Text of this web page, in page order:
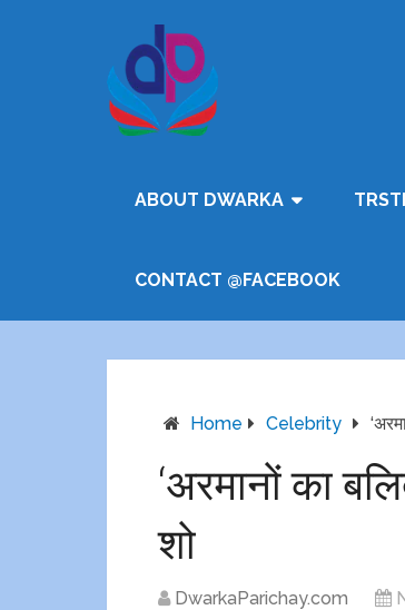
ABOUT DWARKA
CONTACT @FACEBOOK
Home Celebrity
‘अरमानों का
शो
DwarkaParichay.com